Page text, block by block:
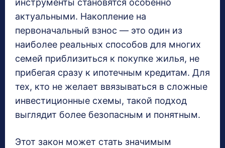
инструменты становятся особенно
актуальными. Накопление на
первоначальный взнос — это один из
наиболее реальных способов для многих
семей приблизиться к покупке жилья, не
прибегая сразу к ипотечным кредитам. Для
тех, кто не желает ввязываться в сложные
инвестиционные схемы, такой подход
выглядит более безопасным и понятным.
Этот закон может стать значимым